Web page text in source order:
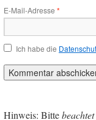
E-Mail-Adresse *
Ich habe die
Hinweis: Bitte